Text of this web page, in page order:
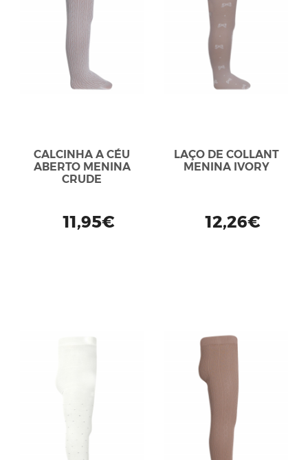
CALCINHA A CÉU
ABERTO MENINA
CRUDE
11,95€
LAÇO DE COLLANT
MENINA IVORY
12,26€